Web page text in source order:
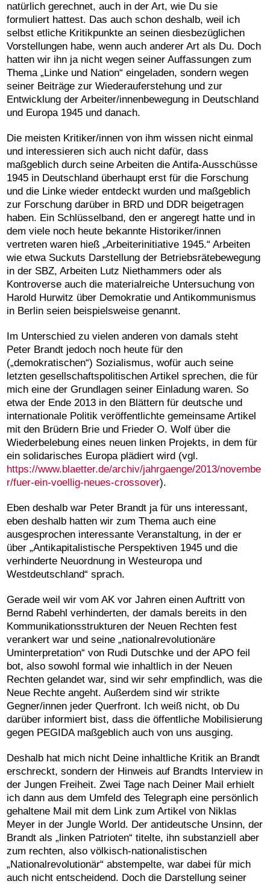
natürlich gerechnet, auch in der Art, wie Du sie
formuliert hattest. Das auch schon deshalb, weil ich
selbst etliche Kritikpunkte an seinen diesbezüglichen
Vorstellungen habe, wenn auch anderer Art als Du. Doch
hatten wir ihn ja nicht wegen seiner Auffassungen zum
Thema „Linke und Nation“ eingeladen, sondern wegen
seiner Beiträge zur Wiederauferstehung und zur
Entwicklung der Arbeiter/innenbewegung in Deutschland
und Europa 1945 und danach.
Die meisten Kritiker/innen von ihm wissen nicht einmal
und interessieren sich auch nicht dafür, dass
maßgeblich durch seine Arbeiten die Antifa-Ausschüsse
1945 in Deutschland überhaupt erst für die Forschung
und die Linke wieder entdeckt wurden und maßgeblich
zur Forschung darüber in BRD und DDR beigetragen
haben. Ein Schlüsselband, den er angeregt hatte und in
dem viele noch heute bekannte Historiker/innen
vertreten waren hieß „Arbeiterinitiative 1945.“ Arbeiten
wie etwa Suckuts Darstellung der Betriebsrätebewegung
in der SBZ, Arbeiten Lutz Niethammers oder als
Kontroverse auch die materialreiche Untersuchung von
Harold Hurwitz über Demokratie und Antikommunismus
in Berlin seien beispielsweise genannt.
Im Unterschied zu vielen anderen von damals steht
Peter Brandt jedoch noch heute für den
(„demokratischen“) Sozialismus, wofür auch seine
letzten gesellschaftspolitischen Artikel sprechen, die für
mich eine der Grundlagen seiner Einladung waren. So
etwa der Ende 2013 in den Blättern für deutsche und
internationale Politik veröffentlichte gemeinsame Artikel
mit den Brüdern Brie und Frieder O. Wolf über die
Wiederbelebung eines neuen linken Projekts, in dem für
ein solidarisches Europa plädiert wird (vgl.
https://www.blaetter.de/archiv/jahrgaenge/2013/novembe
r/fuer-ein-voellig-neues-crossover).
Eben deshalb war Peter Brandt ja für uns interessant,
eben deshalb hatten wir zum Thema auch eine
ausgesprochen interessante Veranstaltung, in der er
über „Antikapitalistische Perspektiven 1945 und die
verhinderte Neuordnung in Westeuropa und
Westdeutschland“ sprach.
Gerade weil wir vom AK vor Jahren einen Auftritt von
Bernd Rabehl verhinderten, der damals bereits in den
Kommunikationsstrukturen der Neuen Rechten fest
verankert war und seine „nationalrevolutionäre
Uminterpretation“ von Rudi Dutschke und der APO feil
bot, also sowohl formal wie inhaltlich in der Neuen
Rechten gelandet war, sind wir sehr empfindlich, was die
Neue Rechte angeht. Außerdem sind wir strikte
Gegner/innen jeder Querfront. Ich weiß nicht, ob Du
darüber informiert bist, dass die öffentliche Mobilisierung
gegen PEGIDA maßgeblich auch von uns ausging.
Deshalb hat mich nicht Deine inhaltliche Kritik an Brandt
erschreckt, sondern der Hinweis auf Brandts Interview in
der Jungen Freiheit. Zwei Tage nach Deiner Mail erhielt
ich dann aus dem Umfeld des Telegraph eine persönlich
gehaltene Mail mit dem Link zum Artikel von Niklas
Meyer in der Jungle World. Der antideutsche Unsinn, der
Brandt als „linken Patrioten“ titelte, ihn substanziell aber
zum rechten, also völkisch-nationalistischen
„Nationalrevolutionär“ abstempelte, war dabei für mich
auch nicht entscheidend. Doch die Darstellung seiner